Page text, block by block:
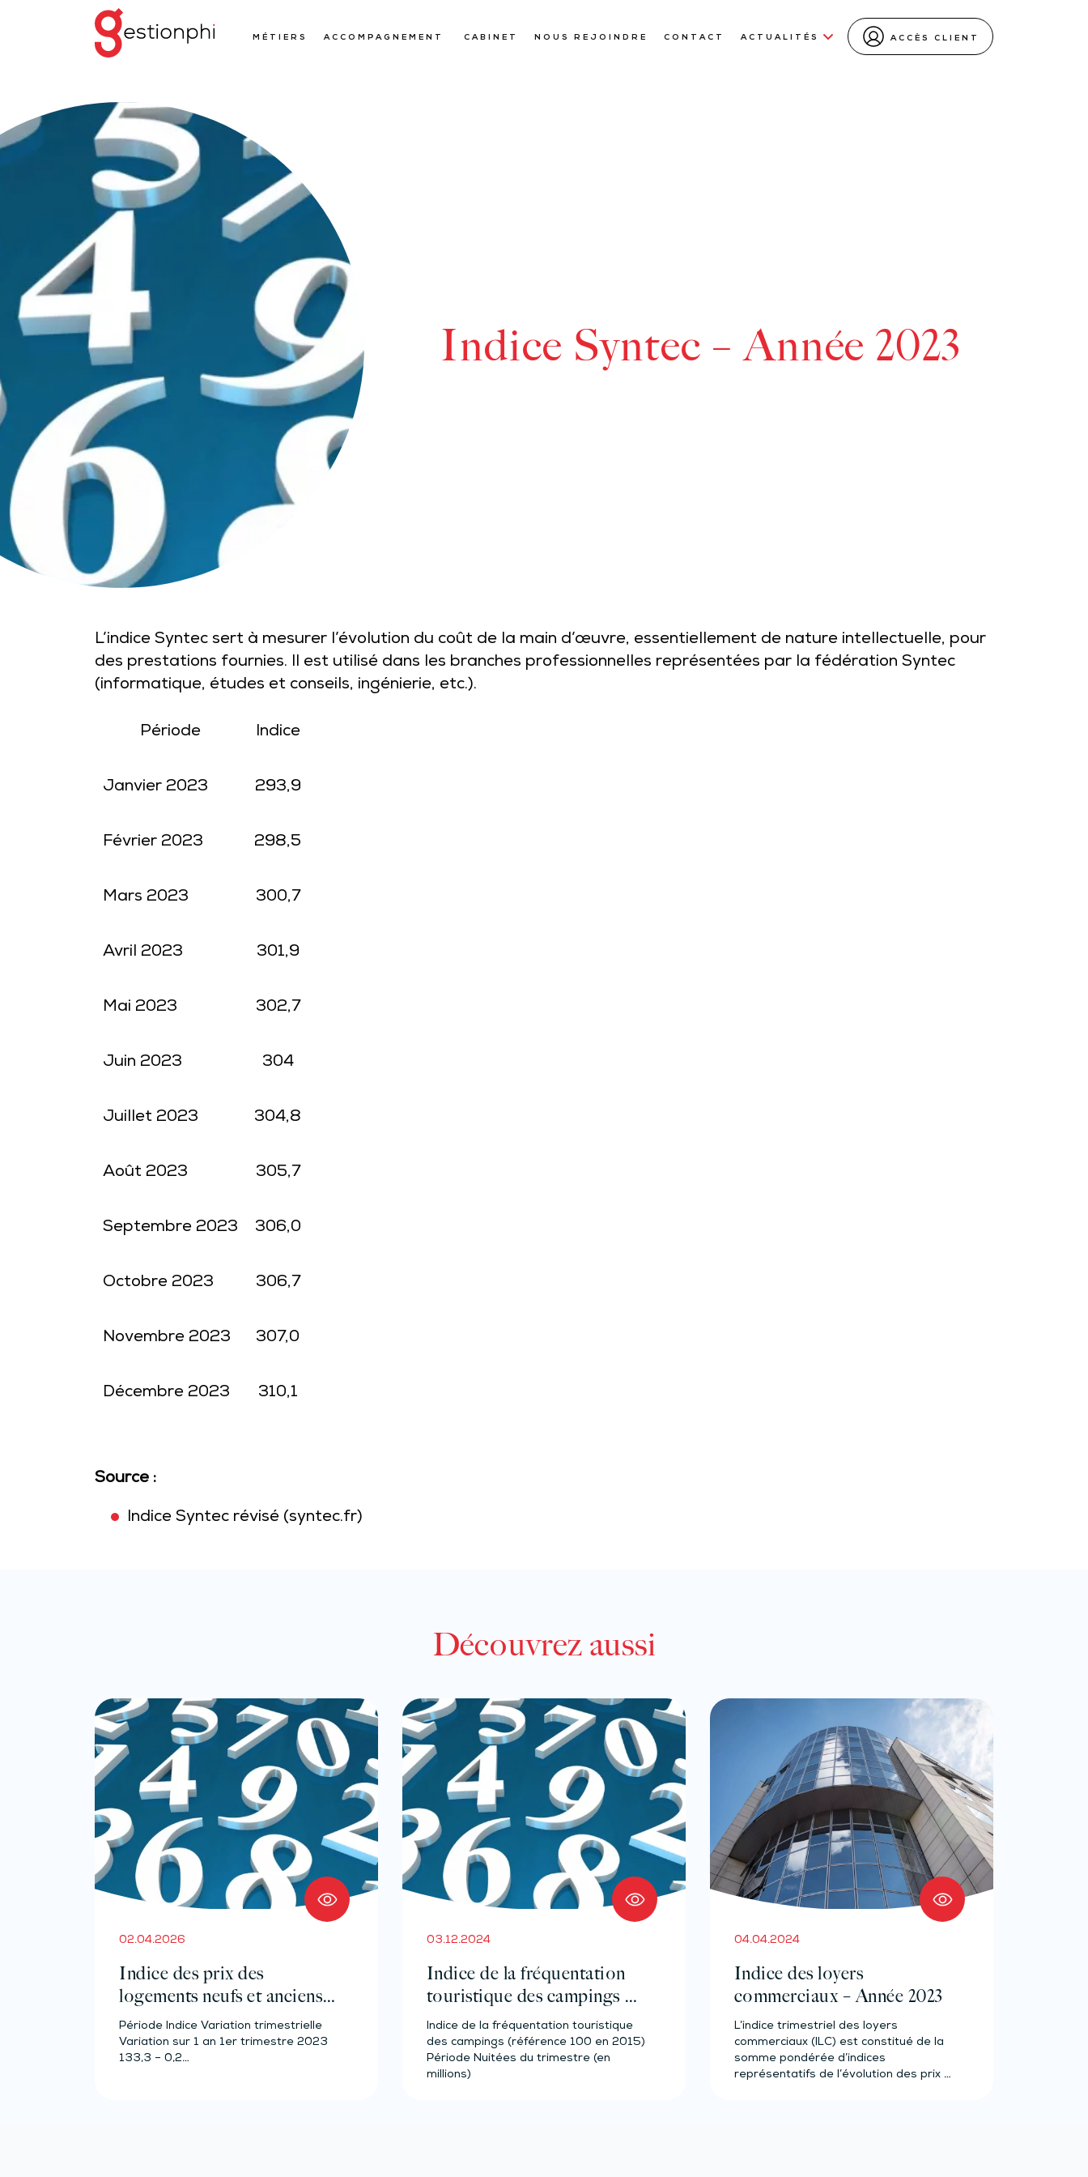
MÉTIERS ACCOMPAGNEMENT CABINET NOUS REJOINDRE CONTACT ACTUALITÉS ACCÈS CLIENT
Indice Syntec – Année 2023
L’indice Syntec sert à mesurer l’évolution du coût de la main d’œuvre, essentiellement de nature intellectuelle, pour
des prestations fournies. Il est utilisé dans les branches professionnelles représentées par la fédération Syntec
(informatique, études et conseils, ingénierie, etc.).
Période Indice
Janvier 2023 293,9
Février 2023 298,5
Mars 2023 300,7
Avril 2023 301,9
Mai 2023 302,7
Juin 2023 304
Juillet 2023 304,8
Août 2023 305,7
Septembre 2023 306,0
Octobre 2023 306,7
Novembre 2023 307,0
Décembre 2023 310,1
Source :
Indice Syntec révisé (syntec.fr)
Découvrez aussi
02.04.2026
Indice des prix des
logements neufs et anciens –
Année 2023
Période Indice Variation trimestrielle
Variation sur 1 an 1er trimestre 2023
133,3 – 0,2…
03.12.2024
Indice de la fréquentation
touristique des campings –
Année 2023
Indice de la fréquentation touristique
des campings (référence 100 en 2015)
Période Nuitées du trimestre (en
millions)
04.04.2024
Indice des loyers
commerciaux – Année 2023
L’indice trimestriel des loyers
commerciaux (ILC) est constitué de la
somme pondérée d’indices
représentatifs de l’évolution des prix à